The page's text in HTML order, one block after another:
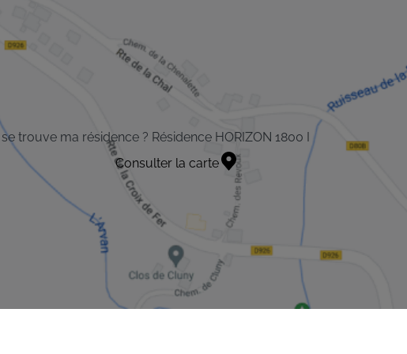
trouve ma résidence ? Résidence HORIZON 1800 I
Consulter la carte